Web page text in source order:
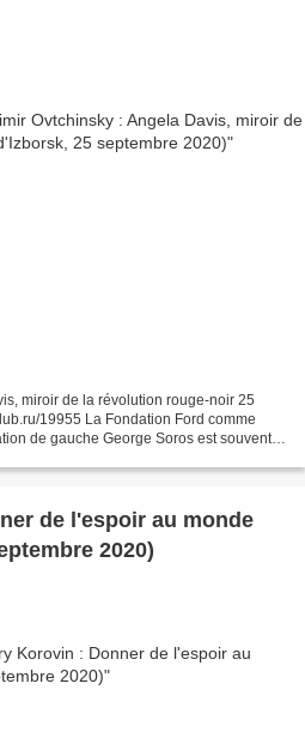
miroir de la révolution rouge-noir 25
19955 La Fondation Ford comme
de gauche George Soros est souvent
de l'espoir au monde
2020)